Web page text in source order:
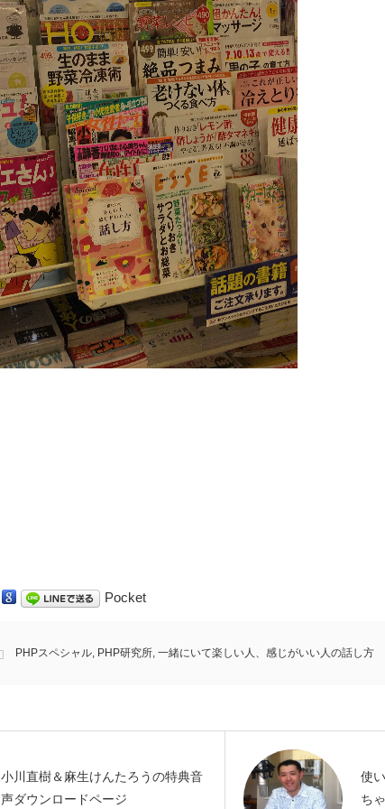
Pocket
PHPスペシャル, PHP研究所, 一緒にいて楽しい人、感じがいい人の話し方
小川直樹＆麻生けんたろうの特典音
声ダウンロードページ
使
ち